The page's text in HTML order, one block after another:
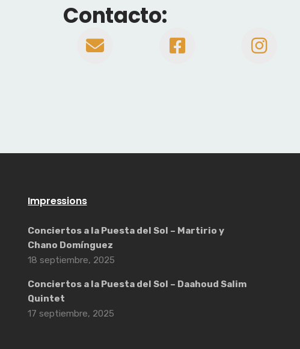
Contacto:
Impressions
Conciertos a la Puesta del Sol – Martirio y
Chano Domínguez
18 septiembre, 2025
Conciertos a la Puesta del Sol – Daahoud Salim
Quintet
17 septiembre, 2025